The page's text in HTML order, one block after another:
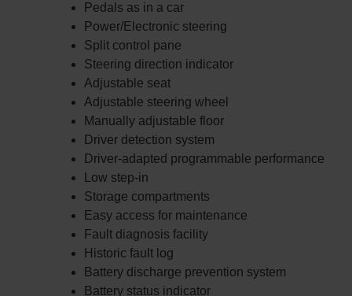
Pedals as in a car
Power/Electronic steering
Split control pane
Steering direction indicator
Adjustable seat
Adjustable steering wheel
Manually adjustable floor
Driver detection system
Driver-adapted programmable performance
Low step-in
Storage compartments
Easy access for maintenance
Fault diagnosis facility
Historic fault log
Battery discharge prevention system
Battery status indicator